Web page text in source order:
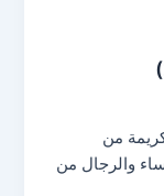
من
والرجال من